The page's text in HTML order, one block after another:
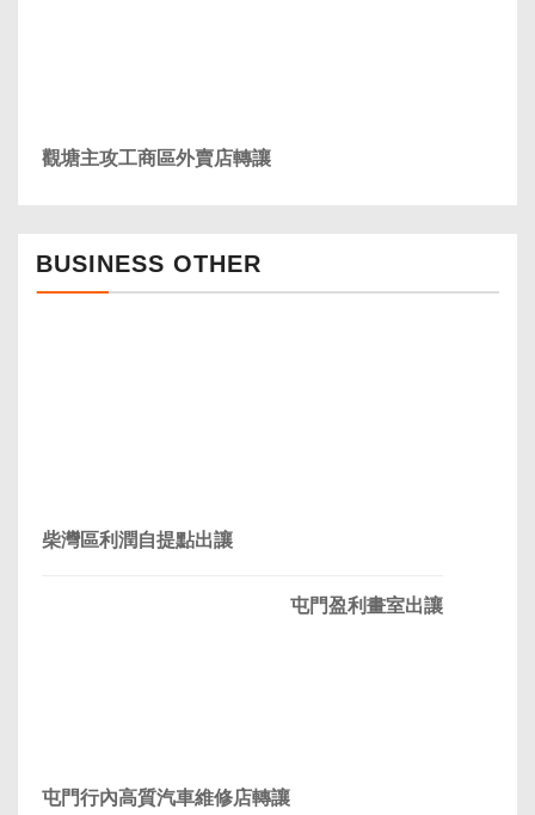
觀塘主攻工商區外賣店轉讓
BUSINESS OTHER
柴灣區利潤自提點出讓
屯門行內高質汽車維修店轉讓
屯門盈利畫室出讓